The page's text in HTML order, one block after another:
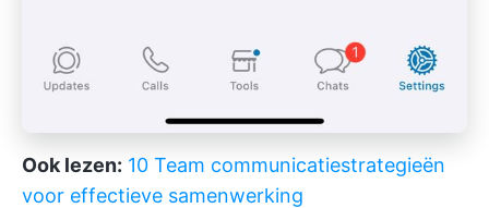
Ook lezen: 10 Team communicatiestrategieën
voor effectieve samenwerking